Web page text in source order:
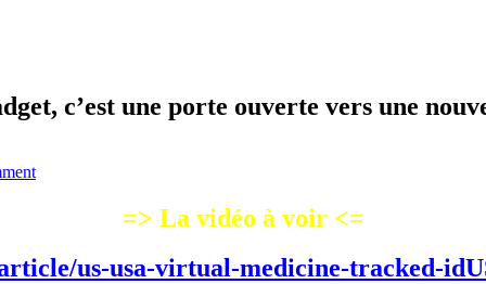
c’est une porte ouverte vers une
=> La vidéo à voir <=
us-usa-virtual-medicine-tracked-